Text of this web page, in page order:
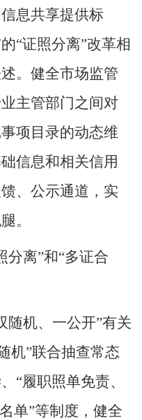
息共享提供标
“证照分离”改革相
。健全市场监管
主管部门之间对
项目录的动态维
信息和相关信用
、公示通道，实
。
分离”和“多证合
随机、一公开”有关
机”联合抽查常态
“履职照单免责、
单”等制度，健全